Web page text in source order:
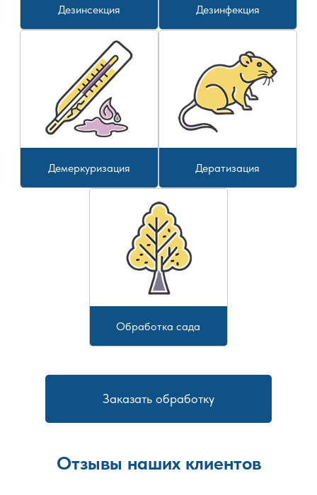
Дезинсекция Дезинфекция
Демеркуризация Дератизация
Обработка сада
Заказать обработку
Отзывы наших клиентов